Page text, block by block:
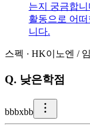
는지 궁금합
활동으로 어
니다.
스펙 · HK이노엔 /
Q. 낮은학점
bbbxbb